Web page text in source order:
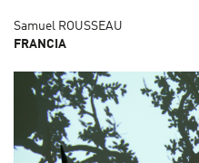
Samuel ROUSSEAU
FRANCIA